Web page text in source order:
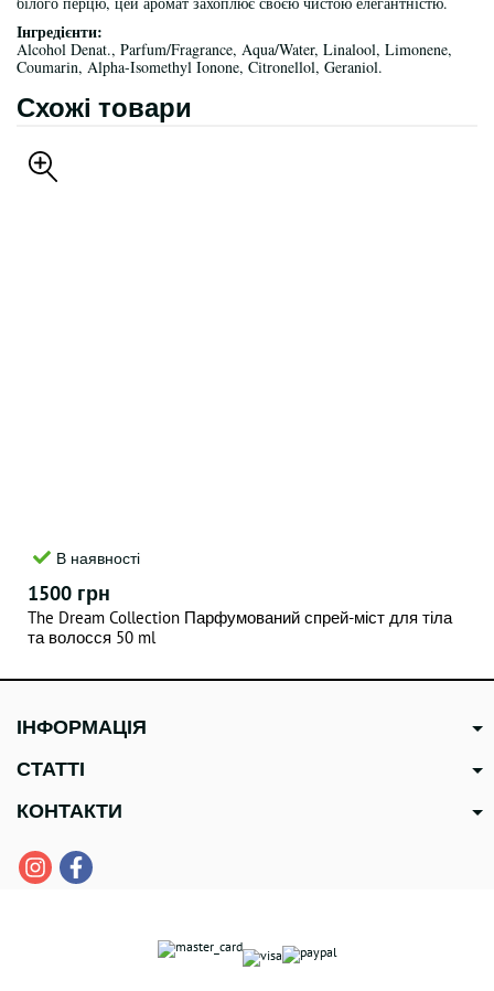
Інгредієнти:
Alcohol Denat., Parfum/Fragrance, Aqua/Water, Linalool, Limonene,
Coumarin, Alpha-Isomethyl Ionone, Citronellol, Geraniol.
Схожі товари
В наявності
1500 грн
The Dream Collection Парфумований спрей-міст для тіла
та волосся 50 ml
ІНФОРМАЦІЯ
СТАТТІ
КОНТАКТИ